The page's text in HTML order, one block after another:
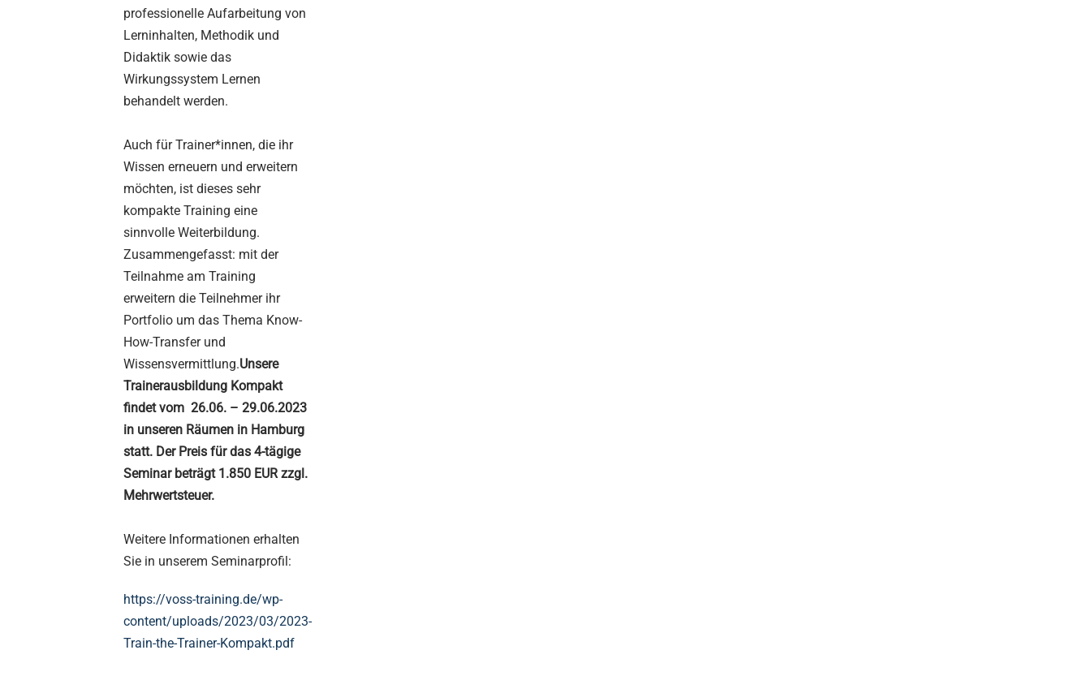
professionelle Aufarbeitung von
Lerninhalten, Methodik und
Didaktik sowie das
Wirkungssystem Lernen
behandelt werden.
Auch für Trainer*innen, die ihr
Wissen erneuern und erweitern
möchten, ist dieses sehr
kompakte Training eine
sinnvolle Weiterbildung.
Zusammengefasst: mit der
Teilnahme am Training
erweitern die Teilnehmer ihr
Portfolio um das Thema Know-
How-Transfer und
Wissensvermittlung.Unsere
Trainerausbildung Kompakt
findet vom 26.06. – 29.06.2023
in unseren Räumen in Hamburg
statt. Der Preis für das 4-tägige
Seminar beträgt 1.850 EUR zzgl.
Mehrwertsteuer.
Weitere Informationen erhalten
Sie in unserem Seminarprofil:
https://voss-training.de/wp-
content/uploads/2023/03/2023-
Train-the-Trainer-Kompakt.pdf